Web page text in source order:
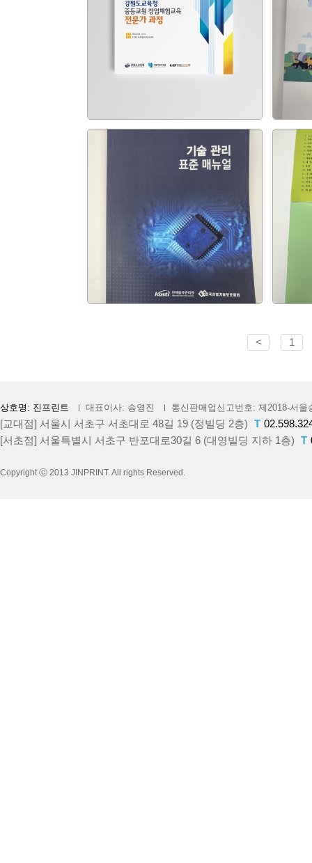
< 1
상호명: 진프린트 대표이사: 송영진 통신판매업신고번호: 제2018-서울
[교대점] 서울시 서초구 서초대로 48길 19 (정빌딩 2층) T
[서초점] 서울특별시 서초구 반포대로30길 6 (대영빌딩 지하 1층) T
Copyright ⓒ 2013 JINPRINT. All rights Reserved.